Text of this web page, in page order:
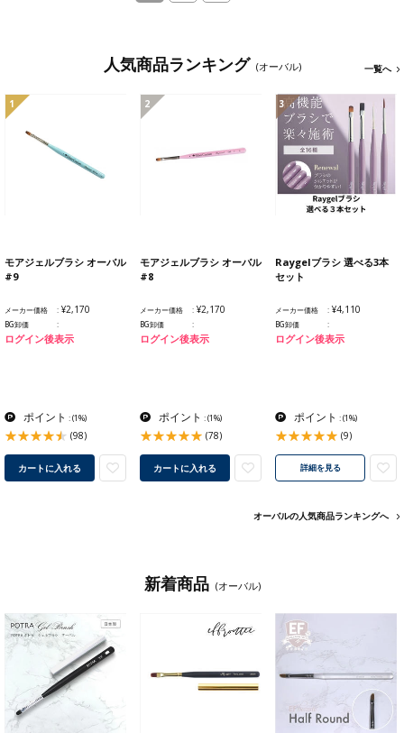
人気商品ランキング (オーバル) 一覧へ
1
モアジェルブラシ オーバル
#9
メーカー価格 ¥2,170
BG卸価
ログイン後表示
ポイント :(1%)
(98)
カートに入れる
2
モアジェルブラシ オーバル
#8
メーカー価格 ¥2,170
BG卸価
ログイン後表示
ポイント :(1%)
(78)
カートに入れる
3
Raygelブラシ 選べる3本
セット
メーカー価格 ¥4,110
BG卸価
ログイン後表示
ポイント :(1%)
(9)
詳細を見る
オーバルの人気商品ランキングへ
新着商品 (オーバル)